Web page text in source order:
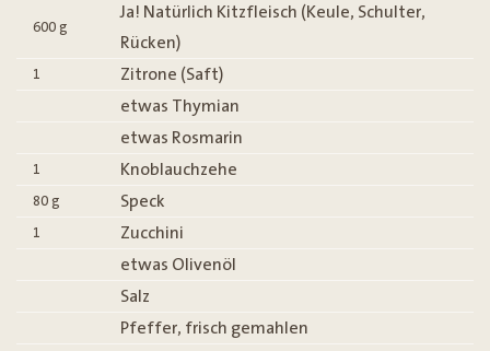
600 g
Ja! Natürlich Kitzfleisch (Keule, Schulter,
Rücken)
1
Zitrone (Saft)
etwas Thymian
etwas Rosmarin
1 Knoblauchzehe
80 g Speck
1
Zucchini
etwas Olivenöl
Salz
Pfeffer, frisch gemahlen